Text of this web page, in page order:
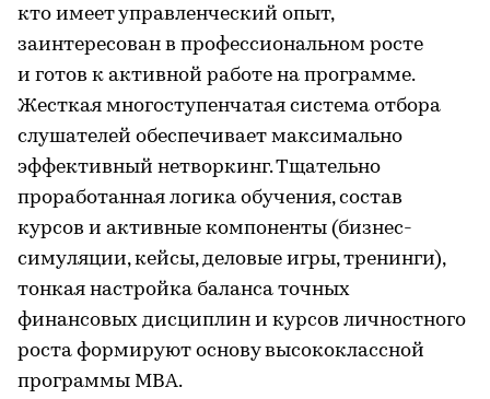
кто имеет управленческий опыт,
заинтересован в профессиональном росте
и готов к активной работе на программе.
Жесткая многоступенчатая система отбора
слушателей обеспечивает максимально
эффективный нетворкинг. Тщательно
проработанная логика обучения, состав
курсов и активные компоненты (бизнес-
симуляции, кейсы, деловые игры, тренинги),
тонкая настройка баланса точных
финансовых дисциплин и курсов личностного
роста формируют основу высококлассной
программы МВА.